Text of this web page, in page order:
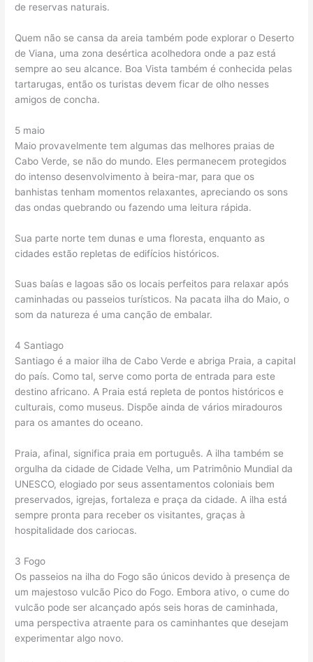
de reservas naturais.
Quem não se cansa da areia também pode explorar o Deserto
de Viana, uma zona desértica acolhedora onde a paz está
sempre ao seu alcance. Boa Vista também é conhecida pelas
tartarugas, então os turistas devem ficar de olho nesses
amigos de concha.
5 maio
Maio provavelmente tem algumas das melhores praias de
Cabo Verde, se não do mundo. Eles permanecem protegidos
do intenso desenvolvimento à beira-mar, para que os
banhistas tenham momentos relaxantes, apreciando os sons
das ondas quebrando ou fazendo uma leitura rápida.
Sua parte norte tem dunas e uma floresta, enquanto as
cidades estão repletas de edifícios históricos.
Suas baías e lagoas são os locais perfeitos para relaxar após
caminhadas ou passeios turísticos. Na pacata ilha do Maio, o
som da natureza é uma canção de embalar.
4 Santiago
Santiago é a maior ilha de Cabo Verde e abriga Praia, a capital
do país. Como tal, serve como porta de entrada para este
destino africano. A Praia está repleta de pontos históricos e
culturais, como museus. Dispõe ainda de vários miradouros
para os amantes do oceano.
Praia, afinal, significa praia em português. A ilha também se
orgulha da cidade de Cidade Velha, um Patrimônio Mundial da
UNESCO, elogiado por seus assentamentos coloniais bem
preservados, igrejas, fortaleza e praça da cidade. A ilha está
sempre pronta para receber os visitantes, graças à
hospitalidade dos cariocas.
3 Fogo
Os passeios na ilha do Fogo são únicos devido à presença de
um majestoso vulcão Pico do Fogo. Embora ativo, o cume do
vulcão pode ser alcançado após seis horas de caminhada,
uma perspectiva atraente para os caminhantes que desejam
experimentar algo novo.